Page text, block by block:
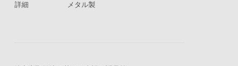
詳細
メタル製